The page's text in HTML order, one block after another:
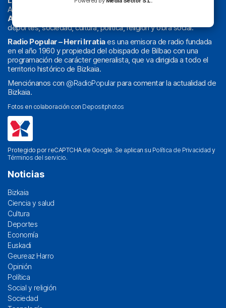
Actualidad y
Athletic
deportes, sociedad, cultura, política, religión y obra social.
Radio Popular – Herri Irratiaes una emisora de radio fundada
en el año 1960 y propiedad del obispado de Bilbao con una
programación de carácter generalista, que va dirigida a todo el
territorio histórico de Bizkaia.
Menciónanos con @RadioPopularpara comentar la actualidad de
Bizkaia.
Fotos en colaboración con Depositphotos
Protegido por reCAPTCHA de Google. Se aplican su Política de Privacidad y
Términos del servicio.
Noticias
Bizkaia
Ciencia y salud
Cultura
Deportes
Economía
Euskadi
Geureaz Harro
Opinión
Política
Social y religión
Sociedad